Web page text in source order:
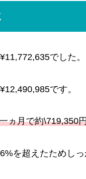
でした。
です。
ヵ月で約\719,350
を超えたためし